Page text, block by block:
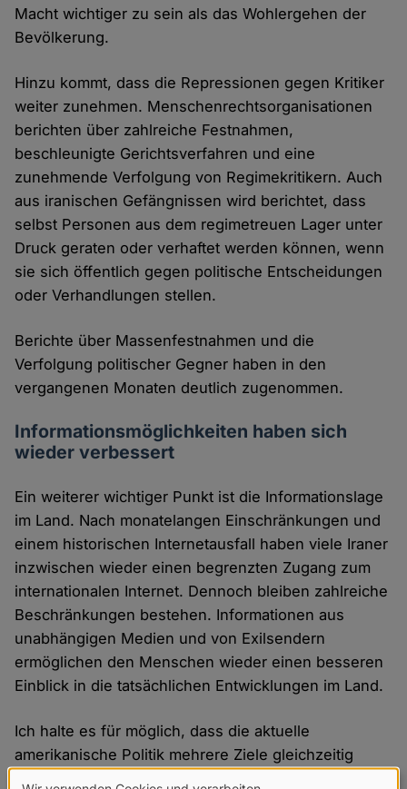
Macht wichtiger zu sein als das Wohlergehen der
Bevölkerung.
Hinzu kommt, dass die Repressionen gegen Kritiker
weiter zunehmen. Menschenrechtsorganisationen
berichten über zahlreiche Festnahmen,
beschleunigte Gerichtsverfahren und eine
zunehmende Verfolgung von Regimekritikern. Auch
aus iranischen Gefängnissen wird berichtet, dass
selbst Personen aus dem regimetreuen Lager unter
Druck geraten oder verhaftet werden können, wenn
sie sich öffentlich gegen politische Entscheidungen
oder Verhandlungen stellen.
Berichte über Massenfestnahmen und die
Verfolgung politischer Gegner haben in den
vergangenen Monaten deutlich zugenommen.
Informationsmöglichkeiten haben sich
wieder verbessert
Ein weiterer wichtiger Punkt ist die Informationslage
im Land. Nach monatelangen Einschränkungen und
einem historischen Internetausfall haben viele Iraner
inzwischen wieder einen begrenzten Zugang zum
internationalen Internet. Dennoch bleiben zahlreiche
Beschränkungen bestehen. Informationen aus
unabhängigen Medien und von Exilsendern
ermöglichen den Menschen wieder einen besseren
Einblick in die tatsächlichen Entwicklungen im Land.
Ich halte es für möglich, dass die aktuelle
amerikanische Politik mehrere Ziele gleichzeitig